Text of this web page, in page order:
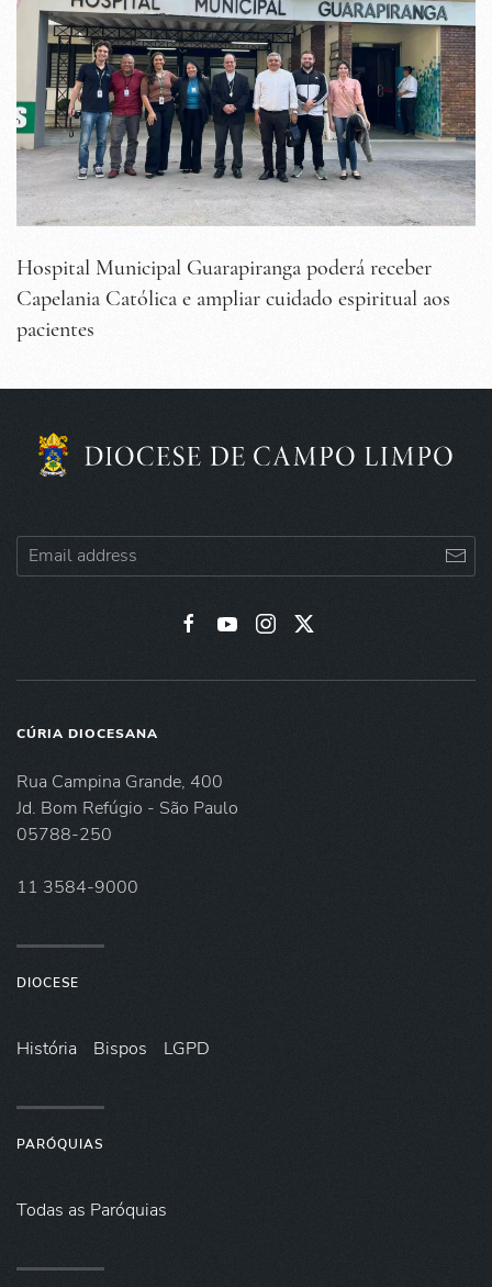
Hospital Municipal Guarapiranga poderá receber
Capelania Católica e ampliar cuidado espiritual aos
pacientes
CÚRIA DIOCESANA
Rua Campina Grande, 400
Jd. Bom Refúgio - São Paulo
05788-250
11 3584-9000
DIOCESE
História Bispos LGPD
PARÓQUIAS
Todas as Paróquias